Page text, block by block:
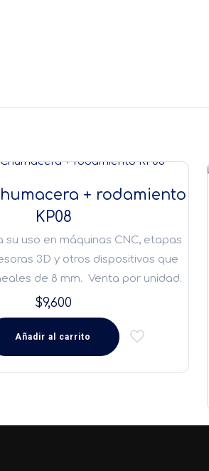
+ rodamiento
KP08
su uso en máquinas CNC, etapas
3D y otros dispositivos que
de 8 mm. Venta por unidad.
$9,600
Añadir al carrito